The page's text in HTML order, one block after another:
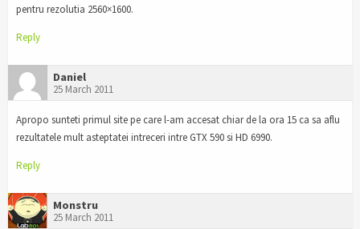
pentru rezolutia 2560×1600.
Reply
Daniel
25 March 2011
Apropo sunteti primul site pe care l-am accesat chiar de la ora 15 ca sa aflu
rezultatele mult asteptatei intreceri intre GTX 590 si HD 6990.
Reply
Monstru
25 March 2011